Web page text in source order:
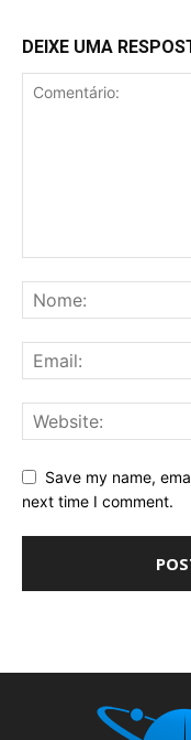
DEIXE UMA
Save my name,
next time I comment.